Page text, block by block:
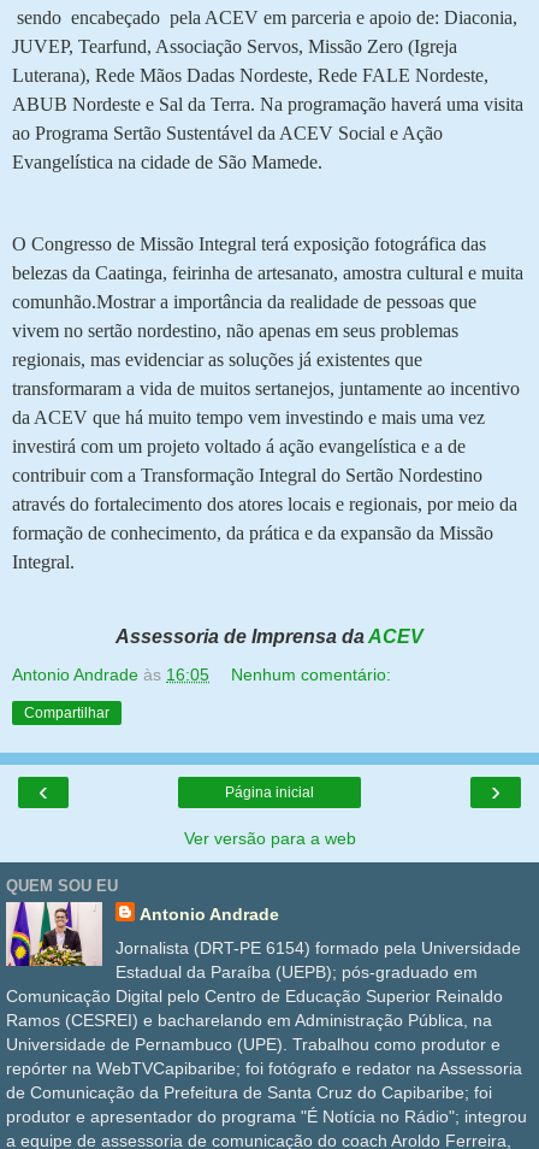
sendo encabeçado pela ACEV em parceria e apoio de: Diaconia,
JUVEP, Tearfund, Associação Servos, Missão Zero (Igreja
Luterana), Rede Mãos Dadas Nordeste, Rede FALE Nordeste,
ABUB Nordeste e Sal da Terra. Na programação haverá uma visita
ao Programa Sertão Sustentável da ACEV Social e Ação
Evangelística na cidade de São Mamede.
O Congresso de Missão Integral terá exposição fotográfica das
belezas da Caatinga, feirinha de artesanato, amostra cultural e muita
comunhão.Mostrar a importância da realidade de pessoas que
vivem no sertão nordestino, não apenas em seus problemas
regionais, mas evidenciar as soluções já existentes que
transformaram a vida de muitos sertanejos, juntamente ao incentivo
da ACEV que há muito tempo vem investindo e mais uma vez
investirá com um projeto voltado á ação evangelística e a de
contribuir com a Transformação Integral do Sertão Nordestino
através do fortalecimento dos atores locais e regionais, por meio da
formação de conhecimento, da prática e da expansão da Missão
Integral.
Assessoria de Imprensa daACEV
Antonio Andrade às 16:05 Nenhum comentário:
Compartilhar
‹ ›
Página inicial
Ver versão para a web
QUEM SOU EU
Antonio Andrade
Jornalista (DRT-PE 6154) formado pela Universidade
Estadual da Paraíba (UEPB); pós-graduado em
Comunicação Digital pelo Centro de Educação Superior Reinaldo
Ramos (CESREI) e bacharelando em Administração Pública, na
Universidade de Pernambuco (UPE). Trabalhou como produtor e
repórter na WebTVCapibaribe; foi fotógrafo e redator na Assessoria
de Comunicação da Prefeitura de Santa Cruz do Capibaribe; foi
produtor e apresentador do programa "É Notícia no Rádio"; integrou
a equipe de assessoria de comunicação do coach Aroldo Ferreira,